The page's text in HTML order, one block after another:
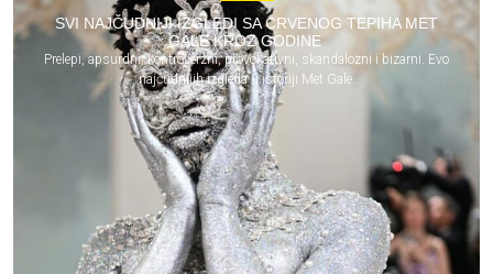
SVI NAJČUDNIJI IZGLEDI SA CRVENOG TEPIHA MET
GALE KROZ GODINE
Prelepi, apsurdni, kontroverzni, provokativni, skandalozni i bizarni. Evo
najčudnijih izgleda u istoriji Met Gale.